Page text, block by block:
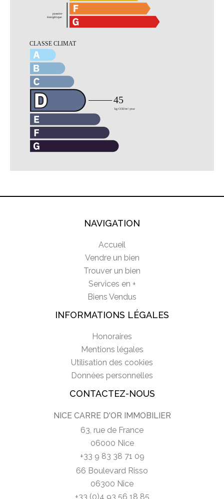
NAVIGATION
Accueil
Vendre un bien
Trouver un bien
Services en +
Biens Vendus
INFORMATIONS LÉGALES
Honoraires
Mentions légales
Utilisation des cookies
Données personnelles
CONTACTEZ-NOUS
NICE CARRE D'OR IMMOBILIER
63, rue de France
06000 Nice
+33 9 83 38 71 09
66 Boulevard Risso
06300 Nice
+33 (0)4 93 56 18 85